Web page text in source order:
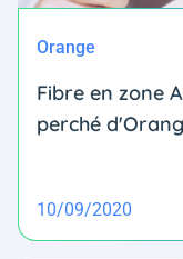
Orange
Fibre en zone
perché
10/09/2020